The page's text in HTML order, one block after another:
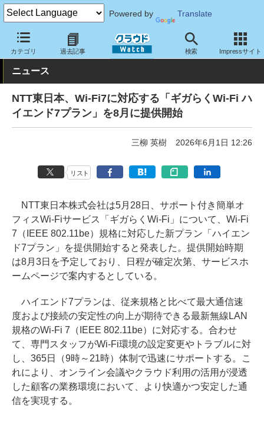
Powered by Translate
カテゴリ 過去記事 検索 Impressサイト
クラウド Watch ネットワーク 無線LAN
ニュース
NTT東日本、Wi-Fi7に対応する「ギガらくWi-Fi ハ
イエンド7プラン」を8月に提供開始
三柳 英樹 2026年6月1日 12:26
リスト
NTT東日本株式会社は5月28日、サポート付き簡単オ
フィスWi-Fiサービス「ギガらくWi-Fi」について、Wi-Fi
7（IEEE 802.11be）規格に対応した新プラン「ハイエン
ド7プラン」を提供開始すると発表した。提供開始時期
は8月3日を予定しており、日程が確定次第、サービスホ
ームページで案内するとしている。
ハイエンド7プランは、従来規格と比べて最大通信速
度および接続の安定性の向上が期待できる最新無線LAN
規格のWi-Fi 7（IEEE 802.11be）に対応する。合わせ
て、専門スタッフがWi-Fi環境の設定変更やトラブルに対
し、365日（9時～21時）体制で迅速にサポートする。こ
れにより、オンライン会議やクラウド利用の活用が浸透
した顧客の業務環境において、より快適かつ安定した通
信を実現する。